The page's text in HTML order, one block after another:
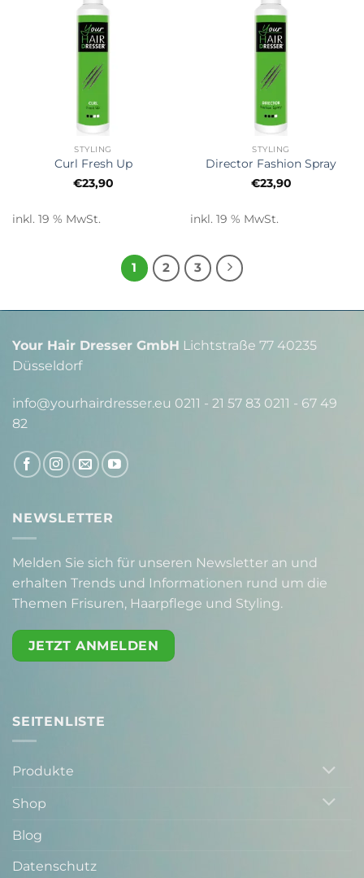
STYLING
Curl Fresh Up
€23,90
inkl. 19 % MwSt.
STYLING
Director Fashion Spray
€23,90
inkl. 19 % MwSt.
1 2 3
Your Hair Dresser GmbH Lichtstraße 77 40235
Düsseldorf
info@yourhairdresser.eu 0211 - 21 57 83 0211 - 67 49
82
NEWSLETTER
Melden Sie sich für unseren Newsletter an und
erhalten Trends und Informationen rund um die
Themen Frisuren, Haarpflege und Styling.
JETZT ANMELDEN
SEITENLISTE
Produkte
Shop
Blog
Datenschutz